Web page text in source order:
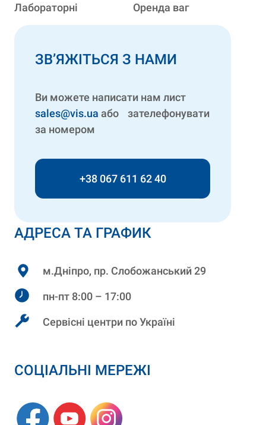
АДРЕСА ТА ГРАФИК
м.Дніпро, пр. Слобожанський 29
пн-пт 8:00 – 17:00
Сервісні центри по Україні
СОЦІАЛЬНІ МЕРЕЖІ
Лабораторні Оренда ваг
ЗВ’ЯЖІТЬСЯ З НАМИ
Ви можете написати нам лист
sales@vis.ua або зателефонувати
за номером
+38 067 611 62 40